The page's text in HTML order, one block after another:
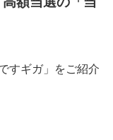
すギガ」をご紹介